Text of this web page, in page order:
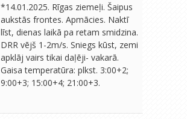
*14.01.2025. Rīgas ziemeļi. Šaipus
aukstās frontes. Apmācies. Naktī
līst, dienas laikā pa retam smidzina.
DRR vējš 1-2m/s. Sniegs kūst, zemi
apklāj vairs tikai daļēji- vakarā.
Gaisa temperatūra: plkst. 3:00+2;
9:00+3; 15:00+4; 21:00+3.